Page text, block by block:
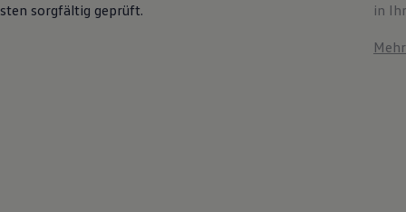
sorgfältig geprüft.
in